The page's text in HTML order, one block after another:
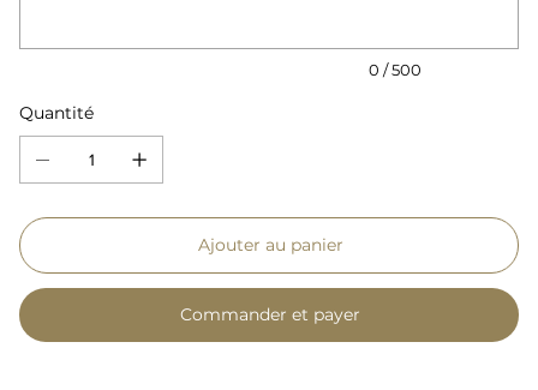
0 / 500
Quantité
Ajouter au panier
Commander et payer